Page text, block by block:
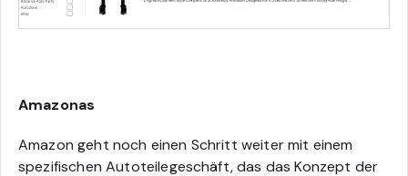
Amazonas
Amazon geht noch einen Schritt weiter mit einem
spezifischen Autoteilegeschäft, das das Konzept der